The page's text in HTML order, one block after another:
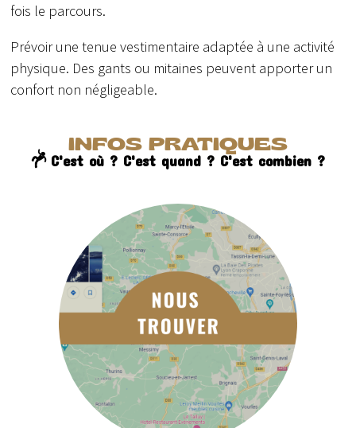
fois le parcours.
Prévoir une tenue vestimentaire adaptée à une activité
physique. Des gants ou mitaines peuvent apporter un
confort non négligeable.
INFOS PRATIQUES
C'est où ? C'est quand ? C'est combien ?